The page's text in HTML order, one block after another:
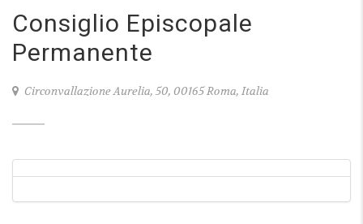
Consiglio Episcopale
Permanente
Circonvallazione Aurelia, 50, 00165 Roma, Italia